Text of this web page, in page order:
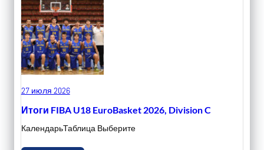
27 июля 2026
Итоги FIBA U18 EuroBasket 2026, Division C
КалендарьТаблица Выберите